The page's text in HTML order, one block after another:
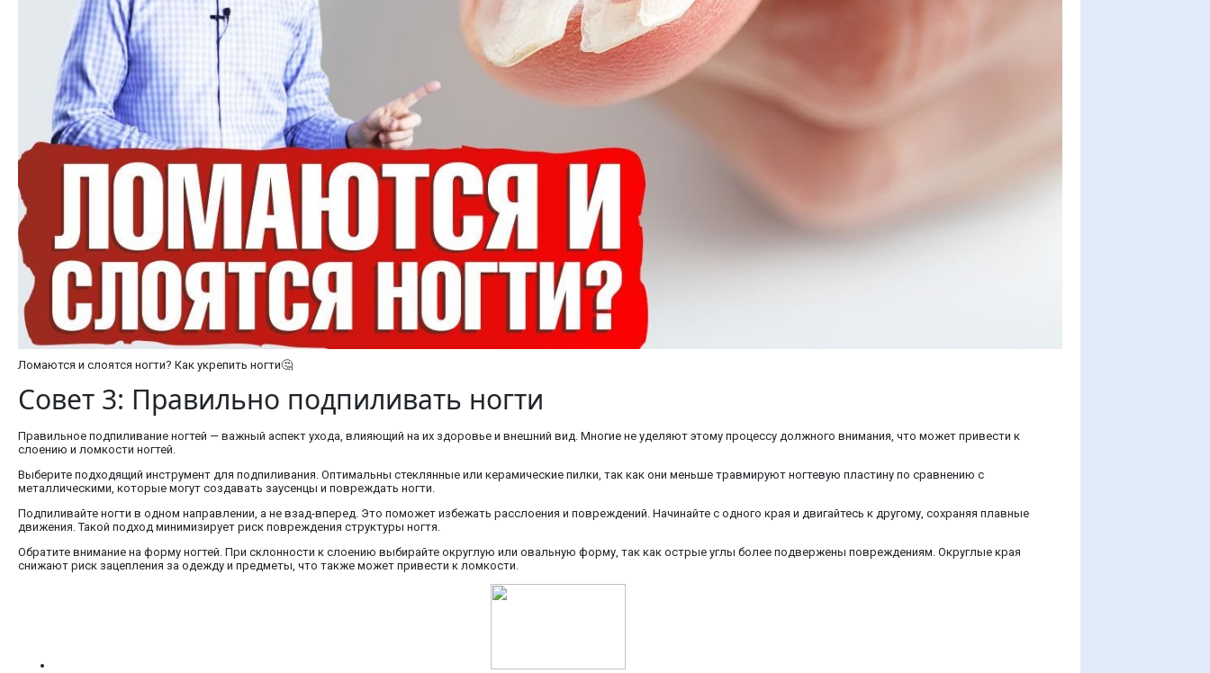
Ломаются и слоятся ногти? Как укрепить ногти🤔
Совет 3: Правильно подпиливать ногти
Правильное подпиливание ногтей — важный аспект ухода, влияющий на их здоровье и внешний вид. Многие не уделяют этому процессу должного внимания, что может привести к
слоению и ломкости ногтей.
Выберите подходящий инструмент для подпиливания. Оптимальны стеклянные или керамические пилки, так как они меньше травмируют ногтевую пластину по сравнению с
металлическими, которые могут создавать заусенцы и повреждать ногти.
Подпиливайте ногти в одном направлении, а не взад-вперед. Это поможет избежать расслоения и повреждений. Начинайте с одного края и двигайтесь к другому, сохраняя плавные
движения. Такой подход минимизирует риск повреждения структуры ногтя.
Обратите внимание на форму ногтей. При склонности к слоению выбирайте округлую или овальную форму, так как острые углы более подвержены повреждениям. Округлые края
снижают риск зацепления за одежду и предметы, что также может привести к ломкости.